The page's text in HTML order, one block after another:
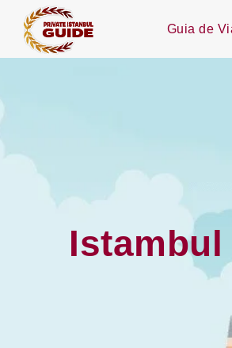
Guia de
Istambul